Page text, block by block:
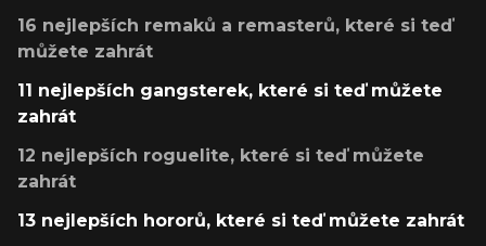
16 nejlepších remaků a remasterů, které si teď
můžete zahrát
11 nejlepších gangsterek, které si teď můžete
zahrát
12 nejlepších roguelite, které si teď můžete
zahrát
13 nejlepších hororů, které si teď můžete zahrát